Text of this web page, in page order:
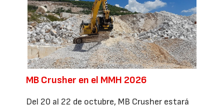
MB Crusher en el MMH 2026
Del 20 al 22 de octubre, MB Crusher estará